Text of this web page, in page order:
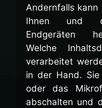
Andernfalls kann
Ihnen und
Endgeräten
Welche
verarbeitet
in der Hand.
oder das
abschalten und